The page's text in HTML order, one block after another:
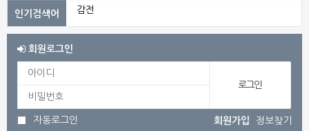
회원로그인
자동로그인 회원가입 정보찾기